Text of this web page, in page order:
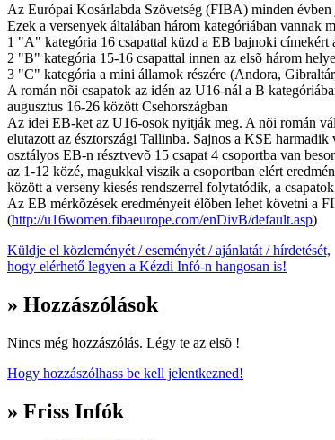
Az Európai Kosárlabda Szövetség (FIBA) minden
Ezek a versenyek általában három kategóriában vannak
1 "A" kategória 16 csapattal küzd a EB bajnoki címekért
2 "B" kategória 15-16 csapattal innen az elsõ három
3 "C" kategória a mini államok részére (Andora,
A román nõi csapatok az idén az U16-nál a B
augusztus 16-26 között Csehországban
Az idei EB-ket az U16-osok nyitják meg. A nõi román
elutazott az észtországi Tallinba. Sajnos a KSE
osztályos EB-n résztvevõ 15 csapat 4 csoportba van
az 1-12 közé, magukkal viszik a csoportban elért
között a verseny kiesés rendszerrel folytatódik, a
Az EB mérkõzések eredményeit élõben lehet követni a
(http://u16women.fibaeurope.com/enDivB/default.asp)
Küldje el közleményét / eseményét / ajánlatát / hírdetését,
hogy elérhető legyen a Kézdi Infó-n hangosan is!
» Hozzászólások
Nincs még hozzászólás. Légy te az elsõ !
Hogy hozzászólhass be kell jelentkezned!
» Friss Infók